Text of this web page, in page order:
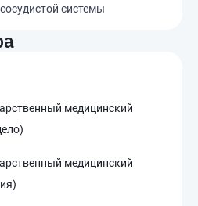
системы
медицинский
медицинский